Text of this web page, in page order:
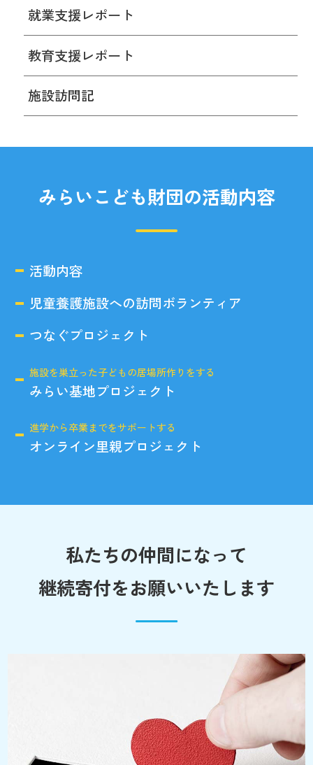
就業支援レポート
教育支援レポート
施設訪問記
みらいこども財団の活動内容
活動内容
児童養護施設への訪問ボランティア
つなぐプロジェクト
施設を巣立った子どもの居場所作りをする
みらい基地プロジェクト
進学から卒業までをサポートする
オンライン里親プロジェクト
私たちの仲間になって
継続寄付をお願いいたします